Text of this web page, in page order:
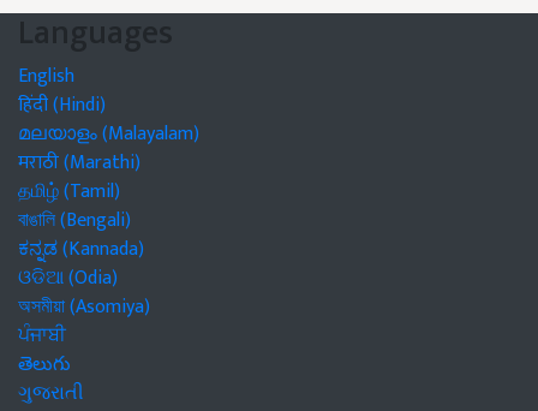
Languages
English
हिंदी (Hindi)
മലയാളം (Malayalam)
मराठी (Marathi)
தமிழ் (Tamil)
বাঙালি (Bengali)
ಕನ್ನಡ (Kannada)
ଓଡିଆ (Odia)
অসমীয়া (Asomiya)
ਪੰਜਾਬੀ
తెలుగు
ગુજરાતી